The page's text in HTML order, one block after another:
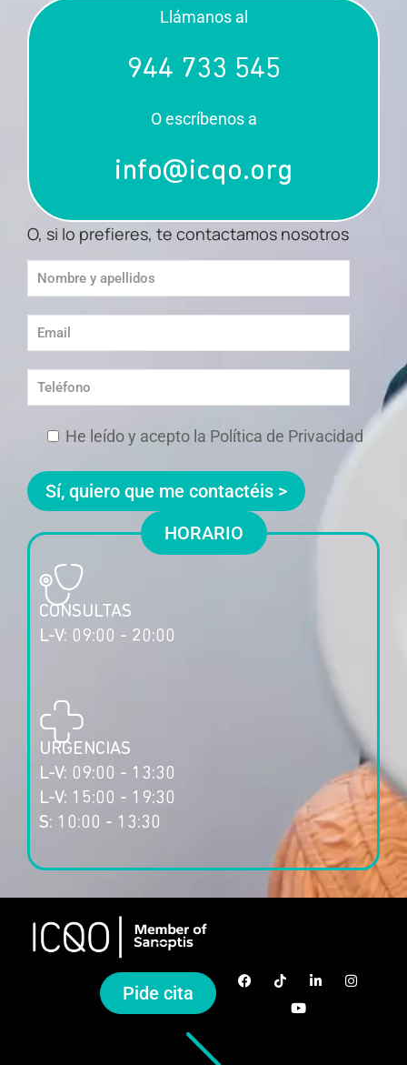
Llámanos al
944 733 545
O escríbenos a
info@icqo.org
O, si lo prefieres, te contactamos nosotros
He leído y acepto la Política de Privacidad
HORARIO
CONSULTAS
L-V: 09:00 - 20:00
URGENCIAS
L-V: 09:00 - 13:30
L-V: 15:00 - 19:30
S: 10:00 - 13:30
Pide cita